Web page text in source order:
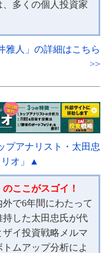
多くの個人投資家
雅人」の詳細はこちら
>>
プアナリスト・太田忠
リオ」▲
ここがスゴイ！
で6年間にわたって
した太田忠氏が代
イ投資戦略メルマ
ムアップ分析によ